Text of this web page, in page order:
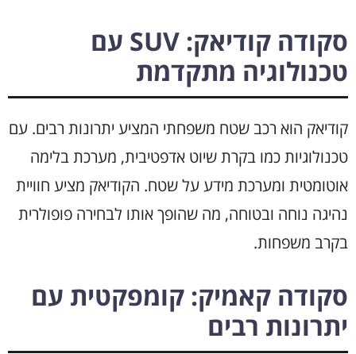
סקודה קודיאק: SUV עם
טכנולוגיה מתקדמת
קודיאק הוא רכב שטח משפחתי המציע יתרונות רבים. עם
טכנולוגיות כמו בקרת שיוט אדפטיבית, מערכת בלימה
אוטומטית ומערכת מידע על שטח. הקודיאק מציע חוויית
נהיגה נוחה ובטוחה, מה שהופך אותו לבחירה פופולרית
בקרב משפחות.
סקודה קאמיק: קומפקטית עם
יתרונות רבים